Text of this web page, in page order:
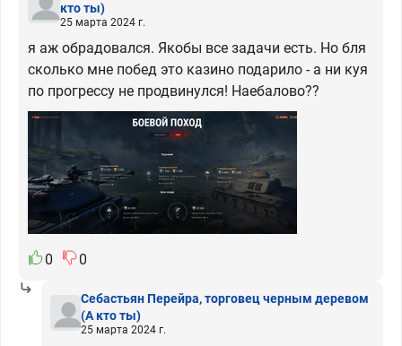
кто ты)
25 марта 2024 г.
я аж обрадовался. Якобы все задачи есть. Но бля
сколько мне побед это казино подарило - а ни куя
по прогрессу не продвинулся! Наебалово??
0 0
Себастьян Перейра, торговец черным деревом
(А кто ты)
25 марта 2024 г.